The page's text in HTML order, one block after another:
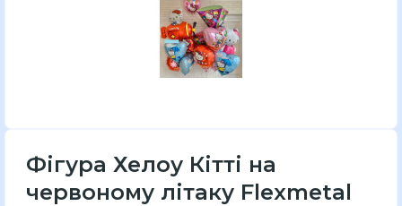
Фігура Хелоу Кітті на
червоному літаку Flexmetal